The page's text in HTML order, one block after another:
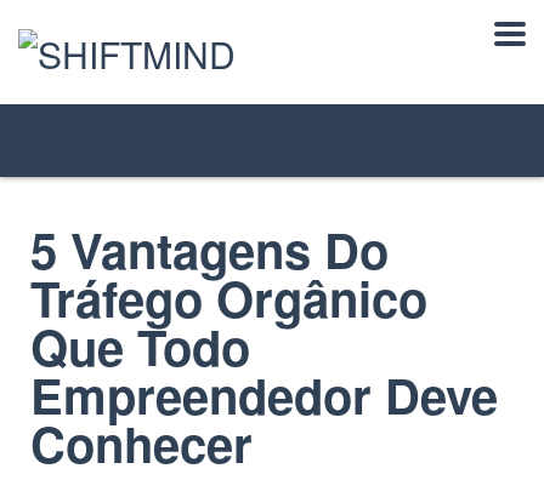
5 Vantagens Do
Tráfego Orgânico
Que Todo
Empreendedor Deve
Conhecer